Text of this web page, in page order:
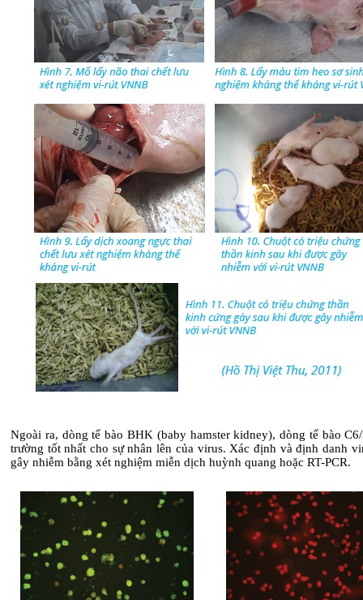
Ngoài ra, dòng tế bào BHK (baby hamster kidney), dòng tế bào
trường tốt nhất cho sự nhân lên của virus. Xác định và định danh
gây nhiễm bằng xét nghiệm miễn dịch huỳnh quang hoặc RT-PCR.